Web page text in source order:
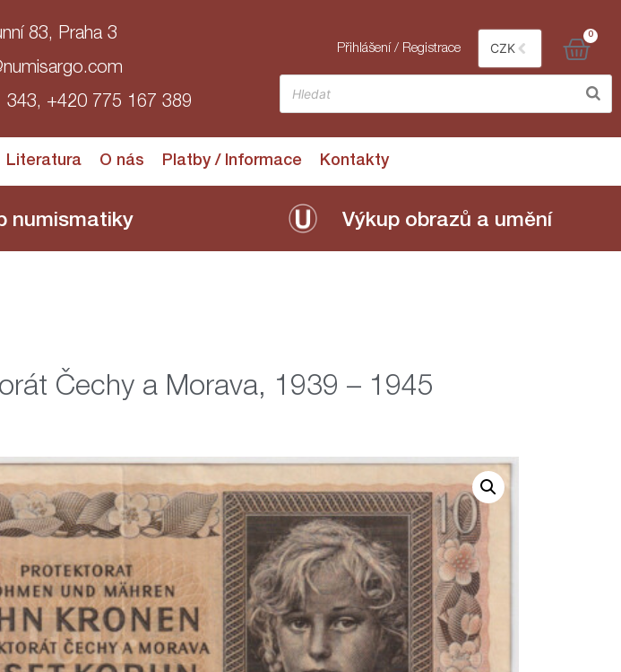
83, Praha 3
343, +420 775 167 389
Přihlášení / Registrace CZK
0
Literatura O nás Platby / Informace Kontakty
numismatiky Výkup obrazů a umění
Čechy a Morava, 1939 – 1945